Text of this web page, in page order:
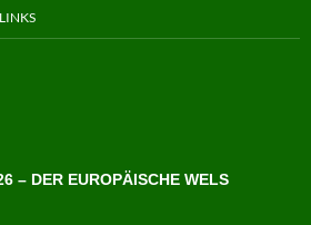
– DER EUROPÄISCHE WELS